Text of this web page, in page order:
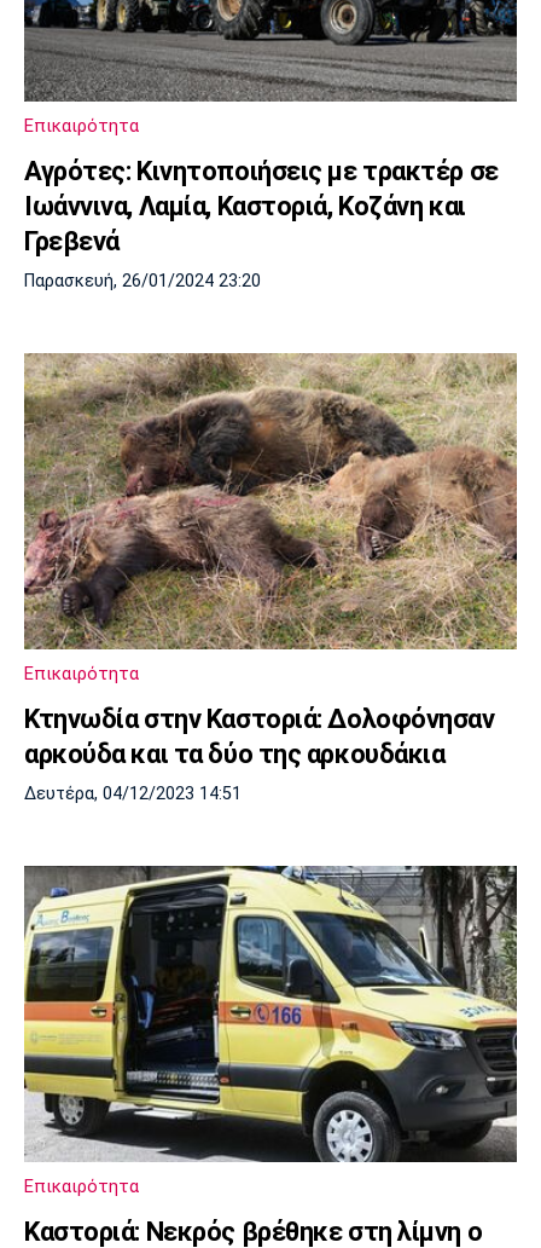
Επικαιρότητα
Αγρότες: Κινητοποιήσεις με τρακτέρ σε
Ιωάννινα, Λαμία, Καστοριά, Κοζάνη και
Γρεβενά
Παρασκευή, 26/01/2024 23:20
Επικαιρότητα
Κτηνωδία στην Καστοριά: Δολοφόνησαν
αρκούδα και τα δύο της αρκουδάκια
Δευτέρα, 04/12/2023 14:51
Επικαιρότητα
Καστοριά: Νεκρός βρέθηκε στη λίμνη ο